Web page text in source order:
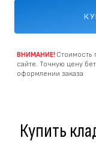
ВНИМАНИЕ! Стоимость
сайте. Точную цену
оформлении заказа
Купить